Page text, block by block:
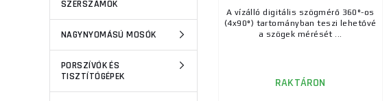
SZERSZÁMOK
NAGYNYOMÁSÚ MOSÓK
PORSZÍVÓK ÉS
TISZTÍTÓGÉPEK
A vízálló digitális szögmérő 360°-os
(4x90°) tartományban teszi lehetővé
a szögek mérését ...
RAKTÁRON